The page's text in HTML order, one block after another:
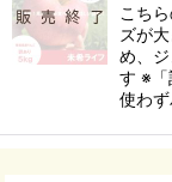
こち
ズが
め、
す ※「
使わ